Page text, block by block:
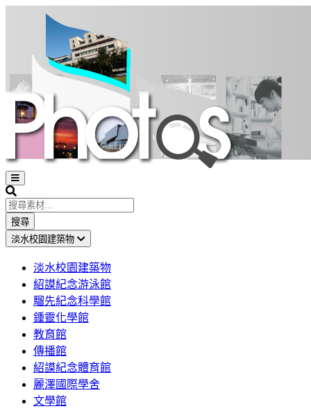
Open
sidebar
Search
搜尋
淡水校園建築物
淡水校園建築物
紹謨紀念游泳館
騮先紀念科學館
鍾靈化學館
教育館
傳播館
紹謨紀念體育館
麗澤國際學舍
文學館